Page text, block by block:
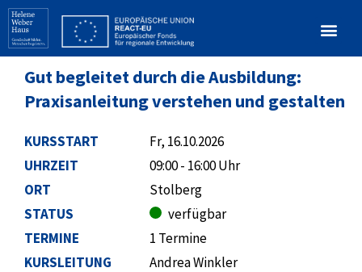
Gut begleitet durch die Ausbildung:
Praxisanleitung verstehen und gestalten
KURSSTART
UHRZEIT
ORT
STATUS
TERMINE
Fr, 16.10.2026
09:00 - 16:00 Uhr
Stolberg
verfügbar
1 Termine
KURSLEITUNG
Andrea Winkler